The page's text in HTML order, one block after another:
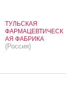
ТУЛЬСКАЯ
ФАРМАЦЕВТИЧЕСК
АЯ ФАБРИКА
(Россия)